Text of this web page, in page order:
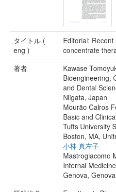
タイトル (
eng )
Editorial:
concentrate
著者
Kawase
Bioengineering,
and Dental
Niigata, Japan
Mourão Calros
Basic and
Tufts University
Boston, MA,
小林 真左子
Mastrogiacomo
Internal
Genova,